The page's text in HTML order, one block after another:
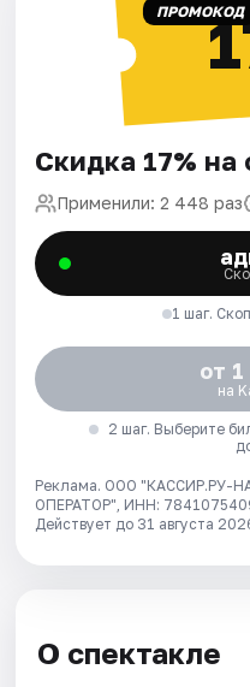
ПРОМОКОД
Скидка 17%
Применили: 2 448 раз
1 шаг.
от
на
2 шаг. Выберите
Реклама. ООО
ОПЕРАТОР", ИНН:
Действует до 31 августа
О спектакле